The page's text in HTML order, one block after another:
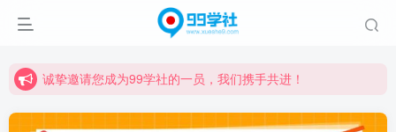
诚挚邀请您成为99学社的一员，我们携手共进！
诚挚邀请您成为99学社的一员，我们携手共进！
学习路上不孤独，99学社与你同行！分享全网优质VIP资源，炒股教程、创业教程、网络营销教程、自媒体短视频教程等，长期更新各大精品创业项目！